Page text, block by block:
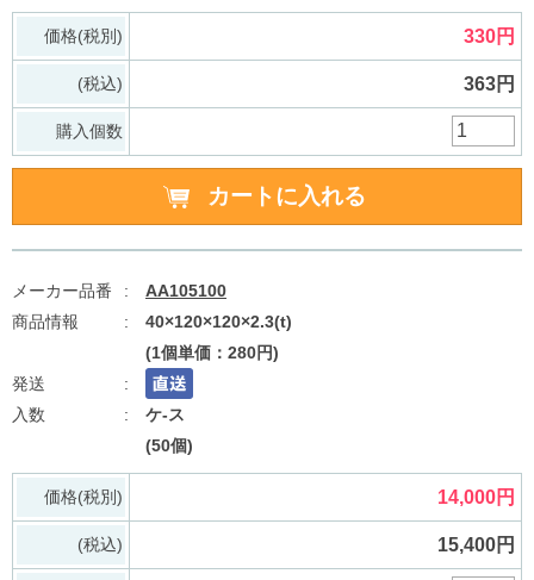
価格(税別) 330円
(税込) 363円
購入個数
AA105100
40×120×120×2.3(t)
(1個単価：280円)
ケ-ス
(50個)
価格(税別) 14,000円
(税込) 15,400円